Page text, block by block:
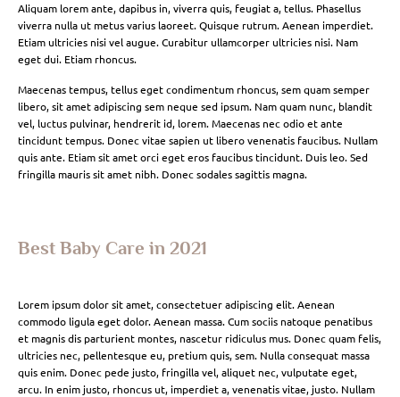
Aliquam lorem ante, dapibus in, viverra quis, feugiat a, tellus. Phasellus
viverra nulla ut metus varius laoreet. Quisque rutrum. Aenean imperdiet.
Etiam ultricies nisi vel augue. Curabitur ullamcorper ultricies nisi. Nam
eget dui. Etiam rhoncus.
Maecenas tempus, tellus eget condimentum rhoncus, sem quam semper
libero, sit amet adipiscing sem neque sed ipsum. Nam quam nunc, blandit
vel, luctus pulvinar, hendrerit id, lorem. Maecenas nec odio et ante
tincidunt tempus. Donec vitae sapien ut libero venenatis faucibus. Nullam
quis ante. Etiam sit amet orci eget eros faucibus tincidunt. Duis leo. Sed
fringilla mauris sit amet nibh. Donec sodales sagittis magna.
Best Baby Care in 2021
Lorem ipsum dolor sit amet, consectetuer adipiscing elit. Aenean
commodo ligula eget dolor. Aenean massa. Cum sociis natoque penatibus
et magnis dis parturient montes, nascetur ridiculus mus. Donec quam felis,
ultricies nec, pellentesque eu, pretium quis, sem. Nulla consequat massa
quis enim. Donec pede justo, fringilla vel, aliquet nec, vulputate eget,
arcu. In enim justo, rhoncus ut, imperdiet a, venenatis vitae, justo. Nullam